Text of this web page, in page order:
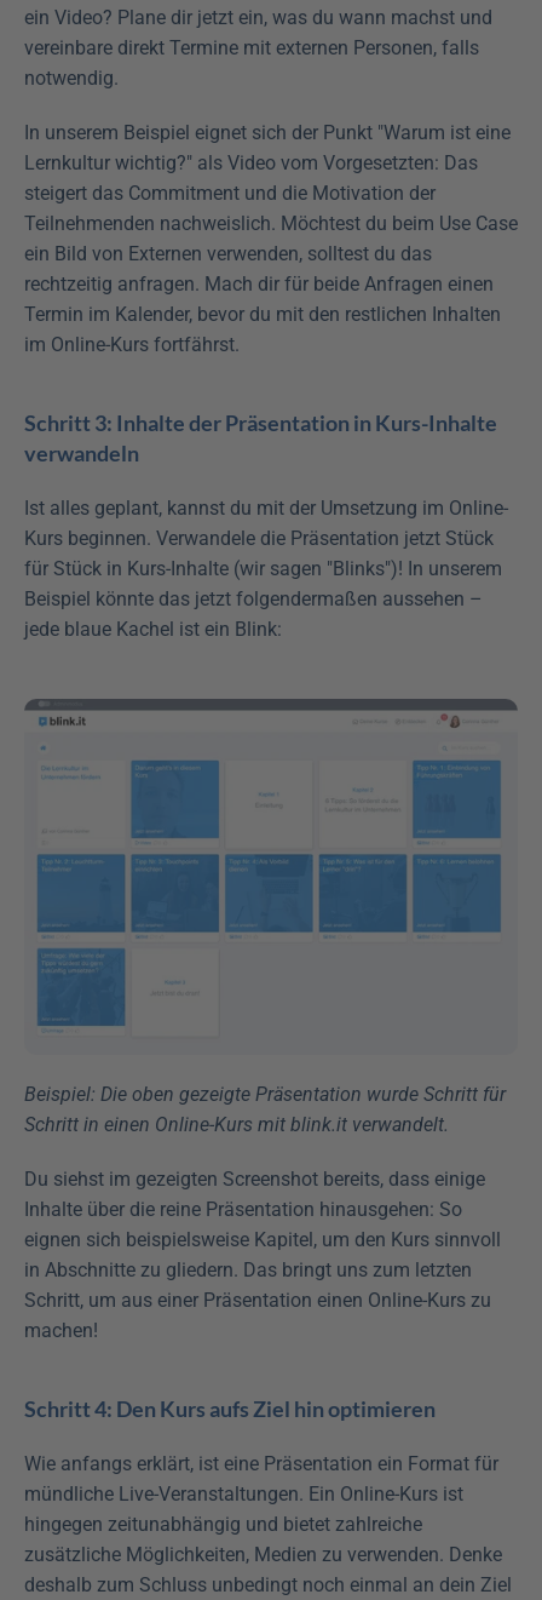
ein Video? Plane dir jetzt ein, was du wann machst und
vereinbare direkt Termine mit externen Personen, falls
notwendig.
In unserem Beispiel eignet sich der Punkt "Warum ist eine
Lernkultur wichtig?" als Video vom Vorgesetzten: Das
steigert das Commitment und die Motivation der
Teilnehmenden nachweislich. Möchtest du beim Use Case
ein Bild von Externen verwenden, solltest du das
rechtzeitig anfragen. Mach dir für beide Anfragen einen
Termin im Kalender, bevor du mit den restlichen Inhalten
im Online-Kurs fortfährst.
Schritt 3: Inhalte der Präsentation in Kurs-Inhalte
verwandeln
Ist alles geplant, kannst du mit der Umsetzung im Online-
Kurs beginnen. Verwandele die Präsentation jetzt Stück
für Stück in Kurs-Inhalte (wir sagen "Blinks")! In unserem
Beispiel könnte das jetzt folgendermaßen aussehen –
jede blaue Kachel ist ein Blink:
Beispiel: Die oben gezeigte Präsentation wurde Schritt für
Schritt in einen Online-Kurs mit blink.it verwandelt.
Du siehst im gezeigten Screenshot bereits, dass einige
Inhalte über die reine Präsentation hinausgehen: So
eignen sich beispielsweise Kapitel, um den Kurs sinnvoll
in Abschnitte zu gliedern. Das bringt uns zum letzten
Schritt, um aus einer Präsentation einen Online-Kurs zu
machen!
Schritt 4: Den Kurs aufs Ziel hin optimieren
Wie anfangs erklärt, ist eine Präsentation ein Format für
mündliche Live-Veranstaltungen. Ein Online-Kurs ist
hingegen zeitunabhängig und bietet zahlreiche
zusätzliche Möglichkeiten, Medien zu verwenden. Denke
deshalb zum Schluss unbedingt noch einmal an dein Ziel